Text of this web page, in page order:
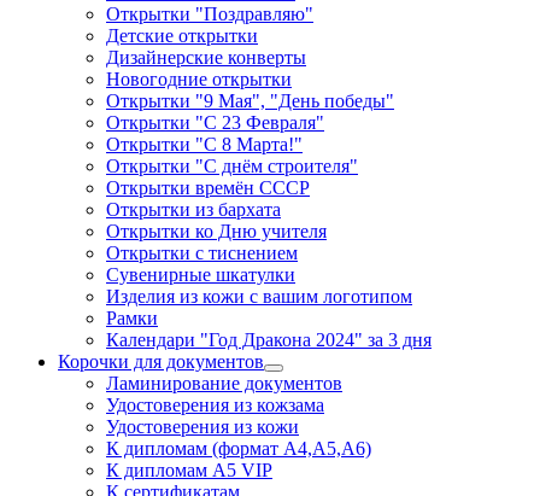
Открытки "Поздравляю"
Детские открытки
Дизайнерские конверты
Новогодние открытки
Открытки "9 Мая", "День победы"
Открытки "С 23 Февраля"
Открытки "С 8 Марта!"
Открытки "С днём строителя"
Открытки времён СССР
Открытки из бархата
Открытки ко Дню учителя
Открытки с тиснением
Сувенирные шкатулки
Изделия из кожи с вашим логотипом
Рамки
Календари "Год Дракона 2024" за 3 дня
Корочки для документов
Ламинирование документов
Удостоверения из кожзама
Удостоверения из кожи
К дипломам (формат А4,А5,А6)
К дипломам А5 VIP
К сертификатам